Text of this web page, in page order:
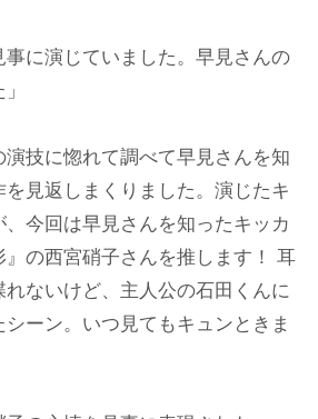
事に演じていました。早見さんの
演技に惚れて調べて早見さんを知
見返しまくりました。演じたキ
今回は早見さんを知ったキッカ
の西宮硝子さんを推します！ 耳
ないけど、主人公の石田くんに
ーン。いつ見てもキュンときま